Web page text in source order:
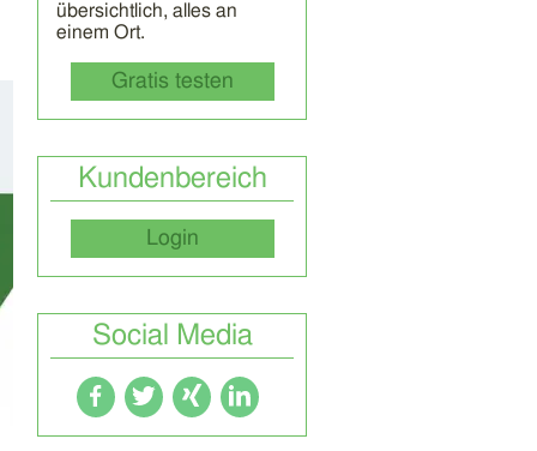
übersichtlich, alles an
einem Ort.
Gratis testen
Kundenbereich
Login
Social Media